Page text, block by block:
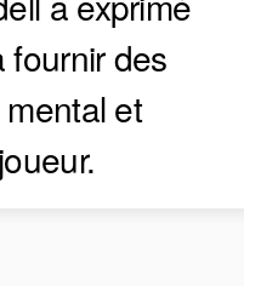
fournir des
mental et